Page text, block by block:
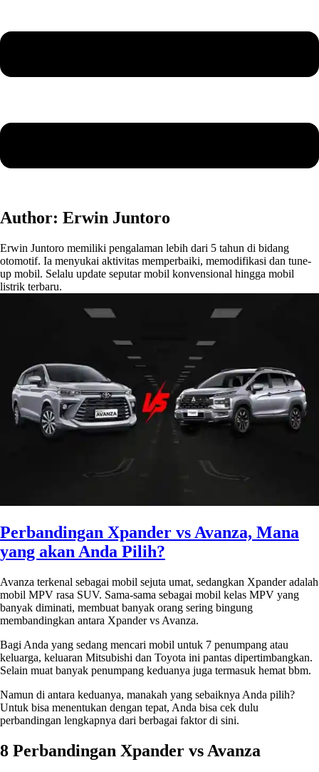
Author: Erwin Juntoro
Erwin Juntoro memiliki pengalaman lebih dari 5 tahun di bidang
otomotif. Ia menyukai aktivitas memperbaiki, memodifikasi dan tune-
up mobil. Selalu update seputar mobil konvensional hingga mobil
listrik terbaru.
Perbandingan Xpander vs Avanza, Mana
yang akan Anda Pilih?
Avanza terkenal sebagai mobil sejuta umat, sedangkan Xpander adalah
mobil MPV rasa SUV. Sama-sama sebagai mobil kelas MPV yang
banyak diminati, membuat banyak orang sering bingung
membandingkan antara Xpander vs Avanza.
Bagi Anda yang sedang mencari mobil untuk 7 penumpang atau
keluarga, keluaran Mitsubishi dan Toyota ini pantas dipertimbangkan.
Selain muat banyak penumpang keduanya juga termasuk hemat bbm.
Namun di antara keduanya, manakah yang sebaiknya Anda pilih?
Untuk bisa menentukan dengan tepat, Anda bisa cek dulu
perbandingan lengkapnya dari berbagai faktor di sini.
8 Perbandingan Xpander vs Avanza